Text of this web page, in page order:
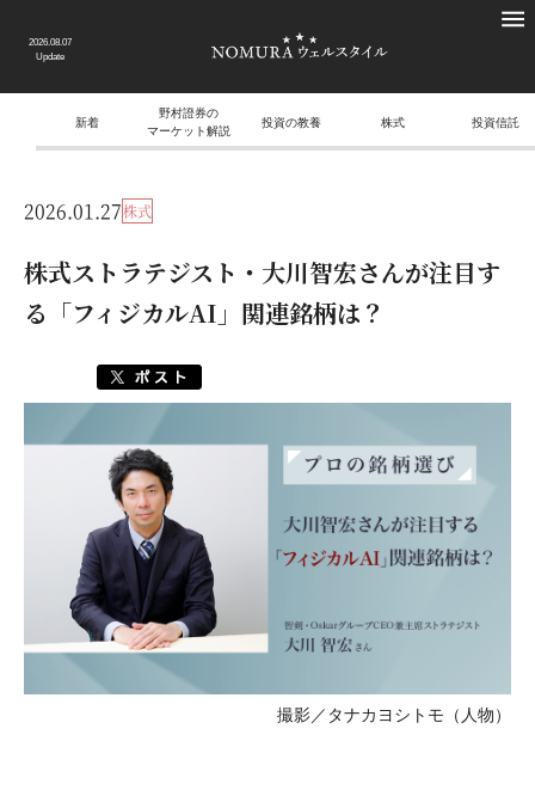
2026.08.07
Update
新着
野村證券の
マーケット解説
投資の教養 株式 投資信託
2026.01.27株式
株式ストラテジスト・大川智宏さんが注目す
る「フィジカルAI」関連銘柄は？
撮影／タナカヨシトモ（人物）